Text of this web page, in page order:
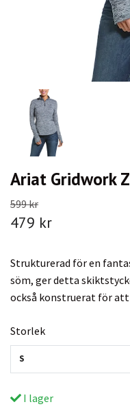
Ariat Gridwork
599 kr
479 kr
Strukturerad för en
söm, ger detta
också konstruerat för
Storlek
S
I lager